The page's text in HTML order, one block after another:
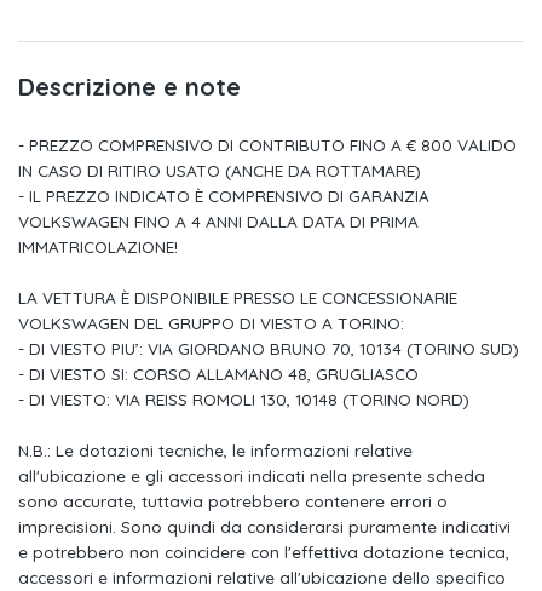
Filtro antipolvere, antipolline e antiallergeni
Climatronic automatico digitale 3 zone
Ambient light esterno (illuminazione perimetrale con tecnologia
led)
Rivestimento vano bagagli in tessuto
Specchietto retrovisore esterno lato conducente asferico
Specchietto retrovisore esterno lato passeggero convesso
Sistema keyless go
Predisposizione isofix anche per seggiolini i-size (dispositivo
per il fissaggio
Display multifunzione a colori 10.25" digital cockpit pro
Descrizione e note
- PREZZO COMPRENSIVO DI CONTRIBUTO FINO A € 800 VALIDO
IN CASO DI RITIRO USATO (ANCHE DA ROTTAMARE)
- IL PREZZO INDICATO È COMPRENSIVO DI GARANZIA
VOLKSWAGEN FINO A 4 ANNI DALLA DATA DI PRIMA
IMMATRICOLAZIONE!
LA VETTURA È DISPONIBILE PRESSO LE CONCESSIONARIE
VOLKSWAGEN DEL GRUPPO DI VIESTO A TORINO:
- DI VIESTO PIU’: VIA GIORDANO BRUNO 70, 10134 (TORINO SUD)
- DI VIESTO SI: CORSO ALLAMANO 48, GRUGLIASCO
- DI VIESTO: VIA REISS ROMOLI 130, 10148 (TORINO NORD)
N.B.: Le dotazioni tecniche, le informazioni relative
all'ubicazione e gli accessori indicati nella presente scheda
sono accurate, tuttavia potrebbero contenere errori o
imprecisioni. Sono quindi da considerarsi puramente indicativi
e potrebbero non coincidere con l'effettiva dotazione tecnica,
accessori e informazioni relative all'ubicazione dello specifico